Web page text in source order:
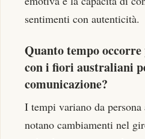
sentimenti con autenticità.
Quanto tempo
con i fiori australiani
comunicazione?
I tempi variano da
notano cambiamenti nel